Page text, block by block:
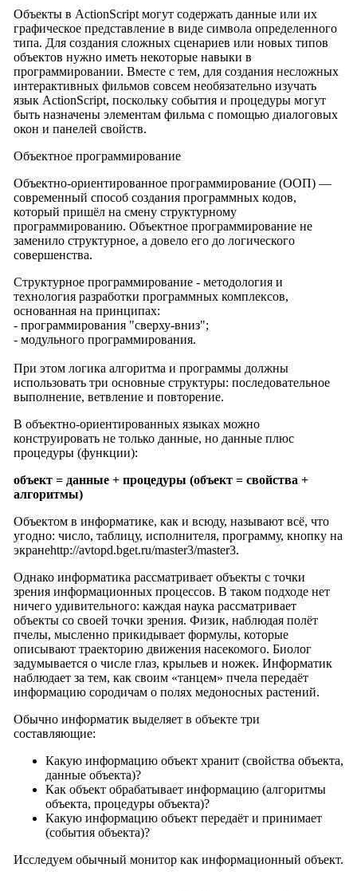
Объекты в ActionScript могут содержать данные или их
графическое представление в виде символа определенного
типа. Для создания сложных сценариев или новых типов
объектов нужно иметь некоторые навыки в
программировании. Вместе с тем, для создания несложных
интерактивных фильмов совсем необязательно изучать
язык ActionScript, поскольку события и процедуры могут
быть назначены элементам фильма с помощью диалоговых
окон и панелей свойств.
Объектное программирование
Объектно-ориентированное программирование (ООП) —
современный способ создания программных кодов,
который пришёл на смену структурному
программированию. Объектное программирование не
заменило структурное, а довело его до логического
совершенства.
Структурное программирование - методология и
технология разработки программных комплексов,
основанная на принципах:
- программирования "сверху-вниз";
- модульного программирования.
При этом логика алгоритма и программы должны
использовать три основные структуры: последовательное
выполнение, ветвление и повторение.
В объектно-ориентированных языках можно
конструировать не только данные, но данные плюс
процедуры (функции):
объект = данные + процедуры (объект = свойства +
алгоритмы)
Объектом в информатике, как и всюду, называют всё, что
угодно: число, таблицу, исполнителя, программу, кнопку на
экранеhttp://avtopd.bget.ru/master3/master3.
Однако информатика рассматривает объекты с точки
зрения информационных процессов. В таком подходе нет
ничего удивительного: каждая наука рассматривает
объекты со своей точки зрения. Физик, наблюдая полёт
пчелы, мысленно прикидывает формулы, которые
описывают траекторию движения насекомого. Биолог
задумывается о числе глаз, крыльев и ножек. Информатик
наблюдает за тем, как своим «танцем» пчела передаёт
информацию сородичам о полях медоносных растений.
Обычно информатик выделяет в объекте три
составляющие:
Какую информацию объект хранит (свойства объекта,
данные объекта)?
Как объект обрабатывает информацию (алгоритмы
объекта, процедуры объекта)?
Какую информацию объект передаёт и принимает
(события объекта)?
Исследуем обычный монитор как информационный объект.